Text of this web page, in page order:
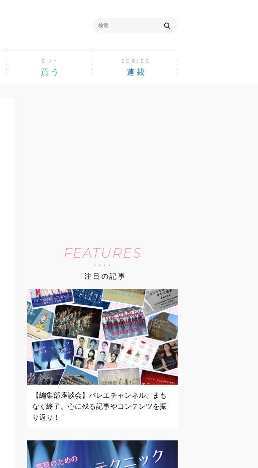
BUY
買う
SERIES
連載
FEATURES
注目の記事
【編集部座談会】バレエチャンネル、まも
なく終了。心に残る記事やコンテンツを振
り返り！